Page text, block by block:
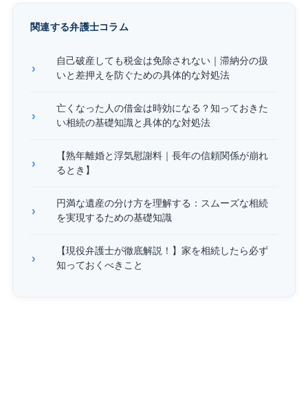
関連する弁護士コラム
自己破産しても税金は免除されない｜滞納分の扱
いと差押えを防ぐための具体的な対処法
亡くなった人の借金は時効になる？知っておきた
い相続の基礎知識と具体的な対処法
【熟年離婚と浮気慰謝料｜長年の信頼関係が崩れ
るとき】
円満な遺産の分け方を理解する：スムーズな相続
を実現するための基礎知識
【現役弁護士が徹底解説！】家を相続したら必ず
知っておくべきこと